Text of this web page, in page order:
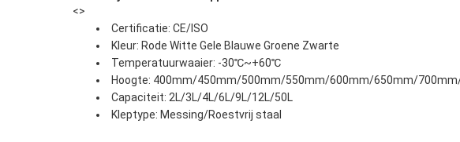
<>
Certificatie: CE/ISO
Kleur: Rode Witte Gele Blauwe Groene Zwarte
Temperatuurwaaier: -30℃~+60℃
Hoogte: 400mm/450mm/500mm/550mm/600mm/650mm/
Capaciteit: 2L/3L/4L/6L/9L/12L/50L
Kleptype: Messing/Roestvrij staal